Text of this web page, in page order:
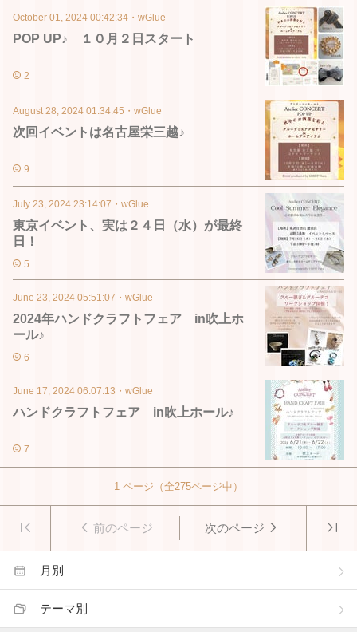
October 01, 2024 00:42:34 ・ wGlue
POP UP♪ １０月２日スタート
2
August 28, 2024 01:34:45 ・ wGlue
次回イベントは名古屋栄三越♪
9
July 23, 2024 23:14:07 ・ wGlue
東京イベント、実は２４日（水）が最終
日！
5
June 23, 2024 05:51:07 ・ wGlue
2024年ハンドクラフトフェア in吹上ホ
ール♪
6
June 17, 2024 06:07:13 ・ wGlue
ハンドクラフトフェア in吹上ホール♪
7
1 ページ（全275ページ中）
前のページ 次のページ
月別
テーマ別